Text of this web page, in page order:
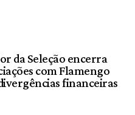
da Seleção encerra
com Flamengo
financeiras